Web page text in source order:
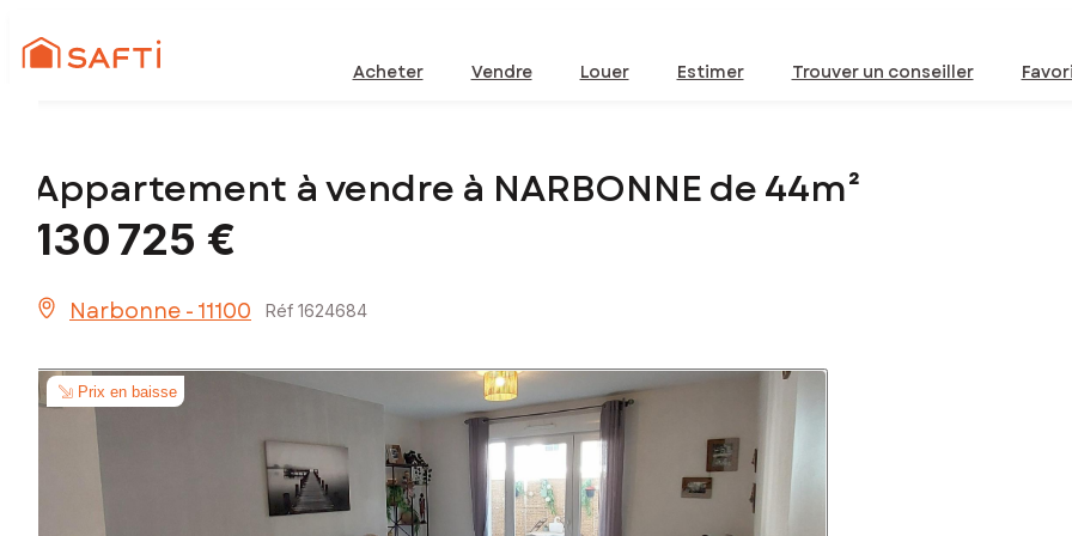
Acheter Vendre Louer Estimer Trouver un conseiller
Appartement à vendre à NARBONNE de 44m²
130 725 €
Narbonne - 11100 Réf 1624684
Prix en baisse